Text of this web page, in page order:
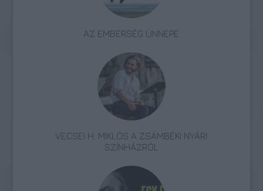
AZ EMBERSÉG ÜNNEPE
VECSEI H. MIKLÓS A ZSÁMBÉKI NYÁRI
SZÍNHÁZRÓL